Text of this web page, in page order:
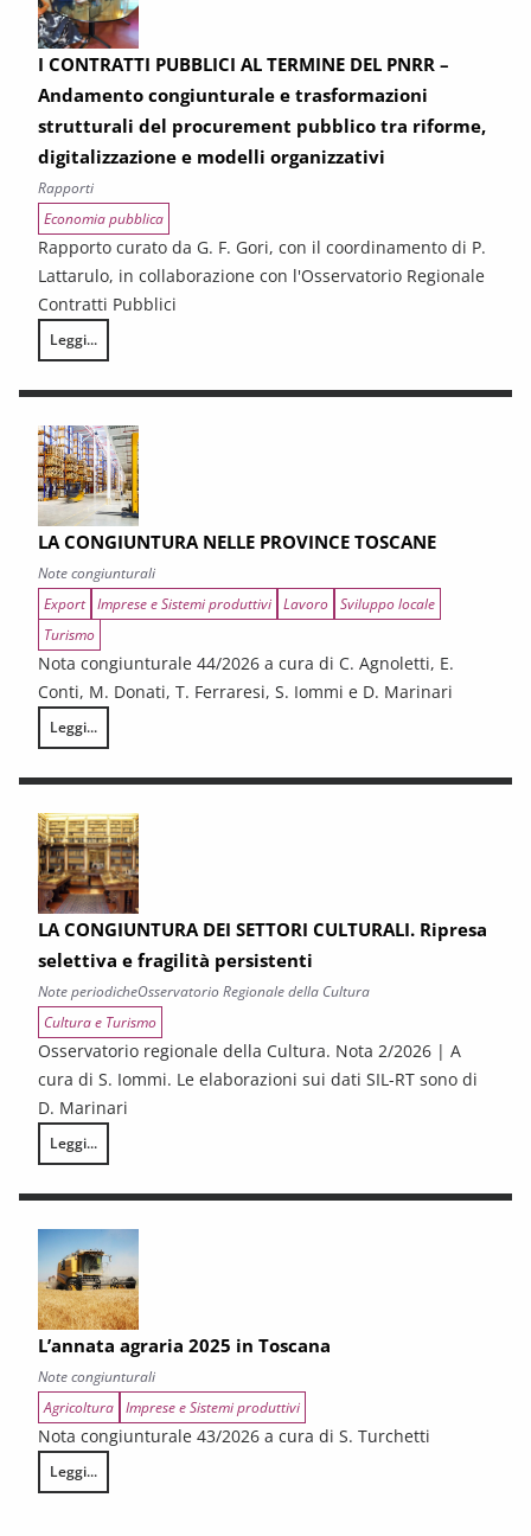
I CONTRATTI PUBBLICI AL TERMINE DEL PNRR –
Andamento congiunturale e trasformazioni
strutturali del procurement pubblico tra riforme,
digitalizzazione e modelli organizzativi
Rapporti
Economia pubblica
Rapporto curato da G. F. Gori, con il coordinamento di P.
Lattarulo, in collaborazione con l'Osservatorio Regionale
Contratti Pubblici
Leggi...
I CONTRATTI PUBBLICI AL TERMINE DEL PNRR – Andamento
LA CONGIUNTURA NELLE PROVINCE TOSCANE
Note congiunturali
Export Imprese e Sistemi produttivi Lavoro Sviluppo locale
Turismo
Nota congiunturale 44/2026 a cura di C. Agnoletti, E.
Conti, M. Donati, T. Ferraresi, S. Iommi e D. Marinari
Leggi...
LA CONGIUNTURA NELLE PROVINCE TOSCANE
LA CONGIUNTURA DEI SETTORI CULTURALI. Ripresa
selettiva e fragilità persistenti
Note periodicheOsservatorio Regionale della Cultura
Cultura e Turismo
Osservatorio regionale della Cultura. Nota 2/2026 | A
cura di S. Iommi. Le elaborazioni sui dati SIL-RT sono di
D. Marinari
Leggi...
LA CONGIUNTURA DEI SETTORI CULTURALI. Ripresa selettiva e
L’annata agraria 2025 in Toscana
Note congiunturali
Agricoltura Imprese e Sistemi produttivi
Nota congiunturale 43/2026 a cura di S. Turchetti
Leggi...
L’annata agraria 2025 in Toscana